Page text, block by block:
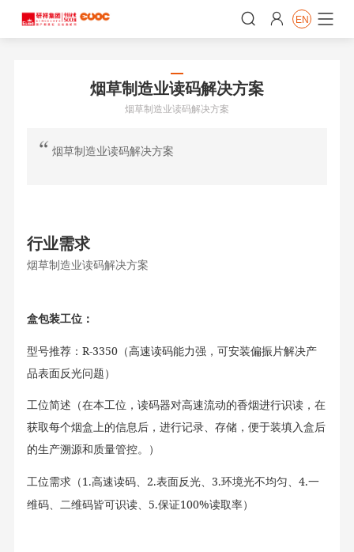


 EN
烟草制造业读码解决方案
烟草制造业读码解决方案
烟草制造业读码解决方案
行业需求
烟草制造业读码解决方案
盒包装工位：
型号推荐： R-3350（高速读码能力强，可安装偏振片解决产
品表面反光问题 ）
工位简述（在本工位，读码器对高速流动的香烟进行识读，在
获取每个烟盒上的信息后，进行记录、存储，便于装填入盒后
的生产溯源和质量管控。
）
工位需求（ 1.高速读码、 2.表面反光、 3.环境光不均匀、 4.一
维码、二维码皆可识读、 5.保证100%读取率）